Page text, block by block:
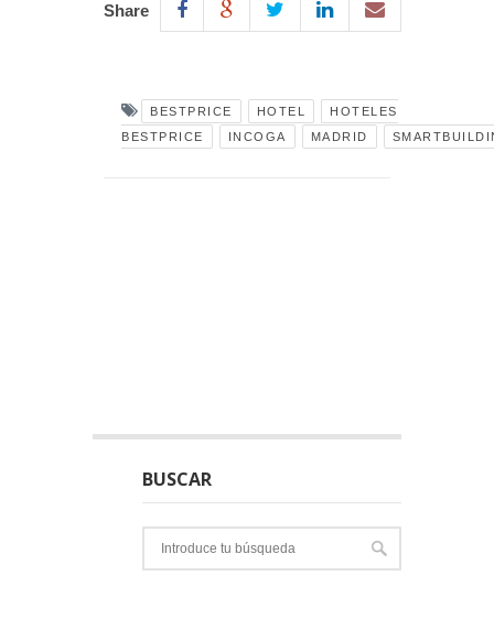
Share
BESTPRICE HOTEL
HOTELES
BESTPRICE
INCOGA MADRID
BUSCAR